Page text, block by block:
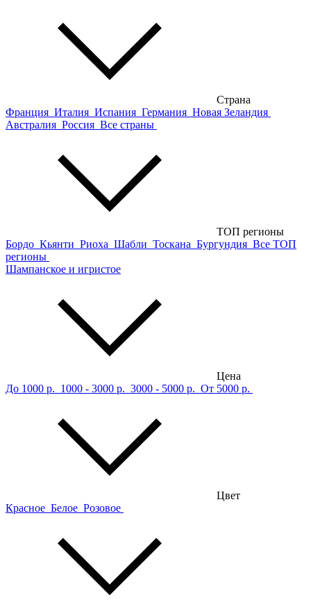
Страна
Франция Италия Испания Германия Новая Зеландия
Австралия Россия Все страны
ТОП регионы
Бордо Кьянти Риоха Шабли Тоскана Бургундия Все ТОП
регионы
Шампанское и игристое
Цена
До 1000 р. 1000 - 3000 р. 3000 - 5000 р. От 5000 р.
Цвет
Красное Белое Розовое